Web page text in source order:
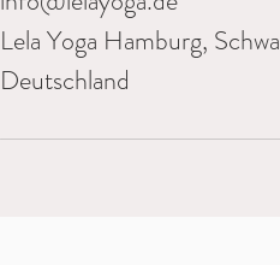
Lela Yoga Hamburg,
Deutschland